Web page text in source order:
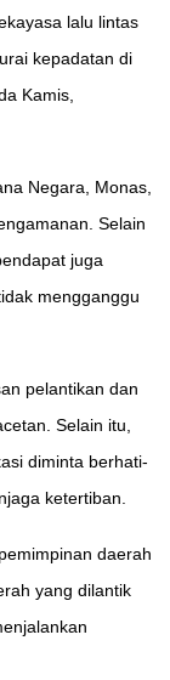
lalu lintas
kepadatan di
Kamis,
Negara, Monas,
Selain
juga
mengganggu
pelantikan dan
Selain itu,
diminta berhati-
ketertiban.
daerah
yang dilantik